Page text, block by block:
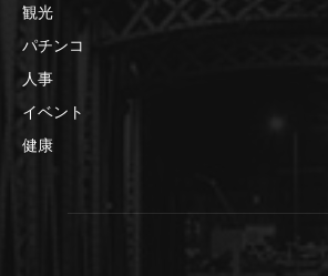
観光
パチンコ
人事
イベント
健康